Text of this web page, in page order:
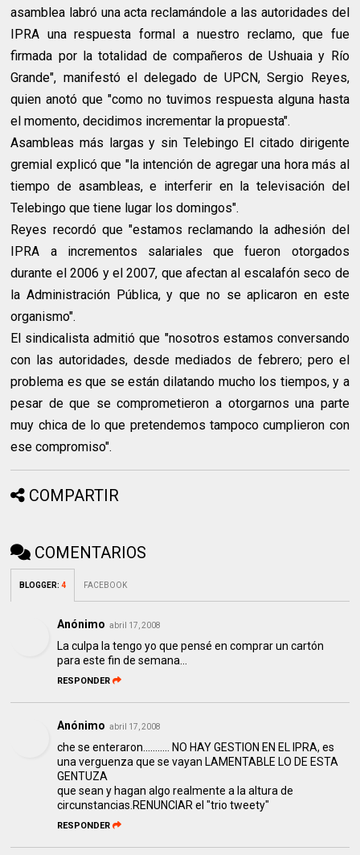
asamblea labró una acta reclamándole a las autoridades del
IPRA una respuesta formal a nuestro reclamo, que fue
firmada por la totalidad de compañeros de Ushuaia y Río
Grande", manifestó el delegado de UPCN, Sergio Reyes,
quien anotó que "como no tuvimos respuesta alguna hasta
el momento, decidimos incrementar la propuesta".
Asambleas más largas y sin Telebingo El citado dirigente
gremial explicó que "la intención de agregar una hora más al
tiempo de asambleas, e interferir en la televisación del
Telebingo que tiene lugar los domingos".
Reyes recordó que "estamos reclamando la adhesión del
IPRA a incrementos salariales que fueron otorgados
durante el 2006 y el 2007, que afectan al escalafón seco de
la Administración Pública, y que no se aplicaron en este
organismo".
El sindicalista admitió que "nosotros estamos conversando
con las autoridades, desde mediados de febrero; pero el
problema es que se están dilatando mucho los tiempos, y a
pesar de que se comprometieron a otorgarnos una parte
muy chica de lo que pretendemos tampoco cumplieron con
ese compromiso".
COMPARTIR
COMENTARIOS
BLOGGER:4 FACEBOOK
Anónimo abril 17, 2008
La culpa la tengo yo que pensé en comprar un cartón
para este fin de semana...
RESPONDER
Anónimo abril 17, 2008
che se enteraron........... NO HAY GESTION EN EL IPRA, es
una verguenza que se vayan LAMENTABLE LO DE ESTA
GENTUZA
que sean y hagan algo realmente a la altura de
circunstancias.RENUNCIAR el "trio tweety"
RESPONDER